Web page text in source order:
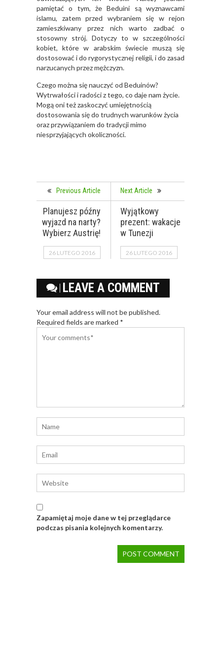
pamiętać o tym, że Beduini są wyznawcami
islamu, zatem przed wybraniem się w rejon
zamieszkiwany przez nich warto zadbać o
stosowny strój. Dotyczy to w szczególności
kobiet, które w arabskim świecie muszą się
dostosować i do rygorystycznej religii, i do zasad
narzucanych przez mężczyzn.
Czego można się nauczyć od Beduinów?
Wytrwałości i radości z tego, co daje nam życie.
Mogą oni też zaskoczyć umiejętnością
dostosowania się do trudnych warunków życia
oraz przywiązaniem do tradycji mimo
niesprzyjających okoliczności.
Previous Article
Planujesz późny
wyjazd na narty?
Wybierz Austrię!
26 LUTEGO 2016
Next Article
Wyjątkowy
prezent: wakacje
w Tunezji
26 LUTEGO 2016
LEAVE A COMMENT
Your email address will not be published.
Required fields are marked *
Zapamiętaj moje dane w tej przeglądarce
podczas pisania kolejnych komentarzy.